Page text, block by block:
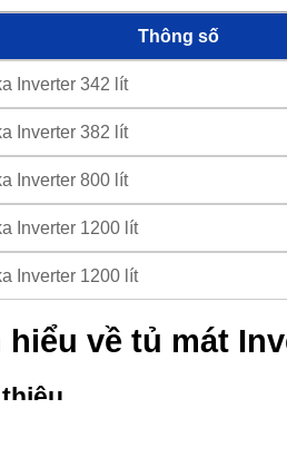
Thông số
Inverter 342 lít
Inverter 382 lít
Inverter 800 lít
Inverter 1200 lít
Inverter 1200 lít
hiểu về tủ mát
Alaska Inverter là loại tủ